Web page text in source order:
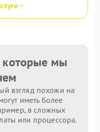
которые мы
взгляд похожи на
иметь более
в сложных
или процессора.